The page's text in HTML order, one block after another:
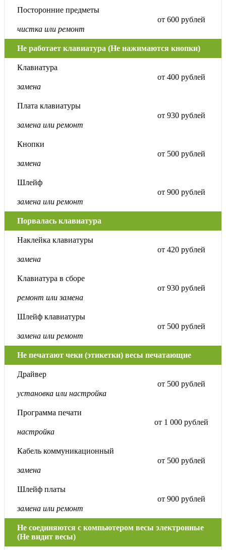
Посторонние предметы
чистка или ремонт
от 600 рублей
Не работает клавиатура (Не нажимаются кнопки)
Клавиатура
замена
от 400 рублей
Плата клавиатуры
замена или ремонт
от 930 рублей
Кнопки
замена
от 500 рублей
Шлейф
замена или ремонт
от 900 рублей
Порвалась клавиатура
Наклейка клавиатуры
замена
от 420 рублей
Клавиатура в сборе
ремонт или замена
от 930 рублей
Шлейф клавиатуры
замена или ремонт
от 500 рублей
Не печатают чеки (этикетки) весы печатающие
Драйвер
установка или настройка
от 500 рублей
Программа печати
настройка
от 1 000 рублей
Кабель коммуникационный
замена
от 500 рублей
Шлейф платы
замена или ремонт
от 900 рублей
Не соединяются с компьютером весы электронные
(Не видит весы)